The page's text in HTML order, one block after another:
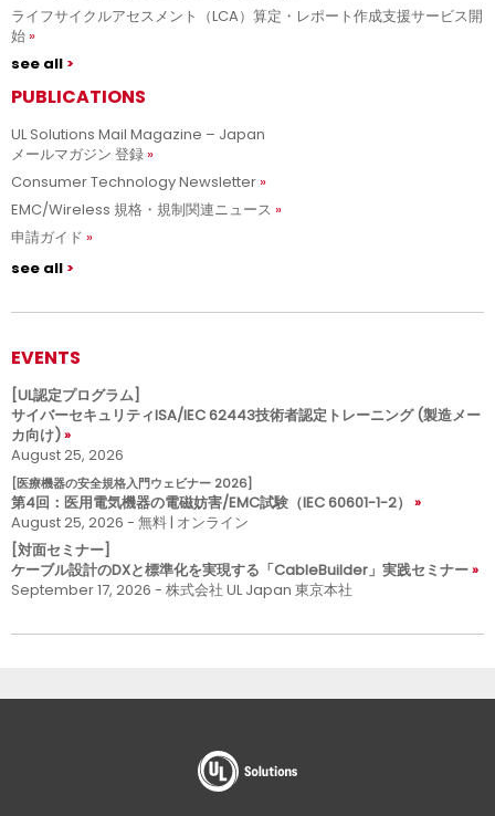
ライフサイクルアセスメント（LCA）算定・レポート作成支援サービス開
始
see all
PUBLICATIONS
UL Solutions Mail Magazine – Japan
メールマガジン 登録
Consumer Technology Newsletter
EMC/Wireless 規格・規制関連ニュース
申請ガイド
see all
EVENTS
[UL認定プログラム]
サイバーセキュリティISA/IEC 62443技術者認定トレーニング (製造メー
カ向け)
August 25, 2026
[医療機器の安全規格入門ウェビナー 2026]
第4回：医用電気機器の電磁妨害/EMC試験（IEC 60601-1-2）
August 25, 2026 - 無料 | オンライン
[対面セミナー]
ケーブル設計のDXと標準化を実現する「CableBuilder」実践セミナー
September 17, 2026 - 株式会社 UL Japan 東京本社